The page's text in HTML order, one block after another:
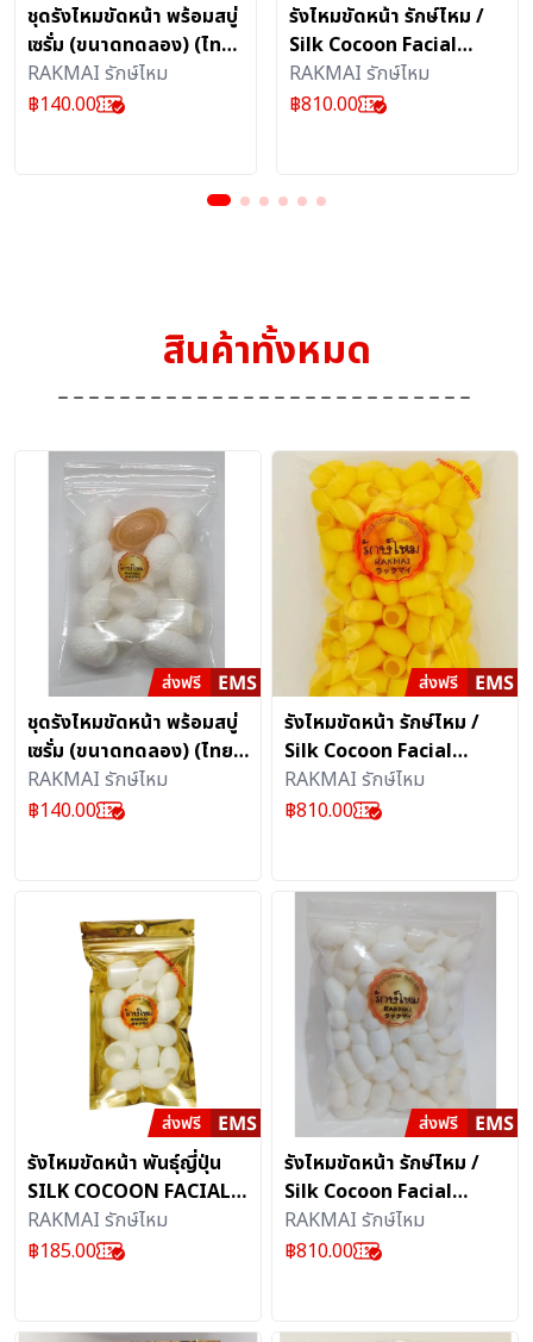
ชุดรังไหมขัดหน้า พร้อมสบู่
เซรั่ม (ขนาดทดลอง) (ไทย
เด็ด)
RAKMAI รักษ์ไหม
฿140.00
รังไหมขัดหน้า รักษ์ไหม /
Silk Cocoon Facial
Scrub 100% Natural
(คัดพิเศษ) (ไทยเด็ด)
RAKMAI รักษ์ไหม
฿810.00
สินค้าทั้งหมด
ชุดรังไหมขัดหน้า พร้อมสบู่
เซรั่ม (ขนาดทดลอง) (ไทย
เด็ด)
RAKMAI รักษ์ไหม
฿140.00
รังไหมขัดหน้า รักษ์ไหม /
Silk Cocoon Facial
Scrub 100% Natural
(คัดพิเศษ) (ไทยเด็ด)
RAKMAI รักษ์ไหม
฿810.00
รังไหมขัดหน้า พันธุ์ญี่ปุ่น
SILK COCOON FACIAL
SCRUB คัดพิเศษ ขนาด
ใหญ่ อุดมไปด้วยโปรตีน
RAKMAI รักษ์ไหม
฿185.00
รังไหมขัดหน้า รักษ์ไหม /
Silk Cocoon Facial
Scrup 100% (ไทยเด็ด)
RAKMAI รักษ์ไหม
฿810.00